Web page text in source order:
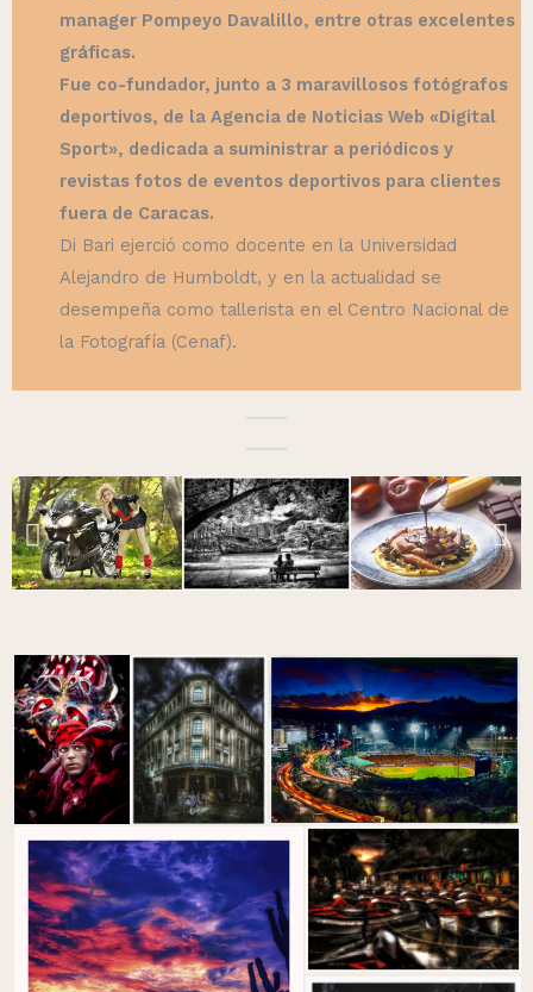
manager Pompeyo Davalillo, entre otras excelentes
gráficas.
Fue co-fundador, junto a 3 maravillosos fotógrafos
deportivos, de la Agencia de Noticias Web «Digital
Sport», dedicada a suministrar a periódicos y
revistas fotos de eventos deportivos para clientes
fuera de Caracas.
Di Bari ejerció como docente en la Universidad
Alejandro de Humboldt, y en la actualidad se
desempeña como tallerista en el Centro Nacional de
la Fotografía (Cenaf).